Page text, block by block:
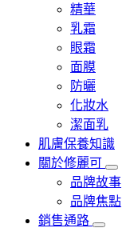
精華
乳霜
眼霜
面膜
防曬
化妝水
潔面乳
肌膚保養知識
關於修麗可
品牌故事
品牌焦點
銷售通路